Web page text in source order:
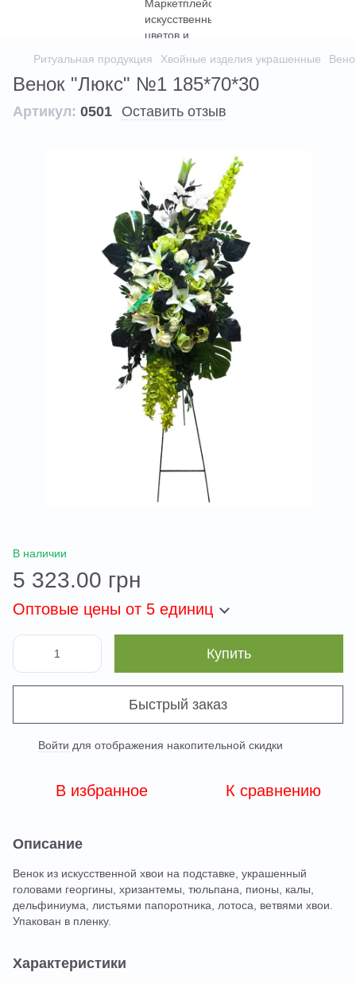
Ритуальная продукция Хвойные изделия украшенные
Венок "Люкс" №1 185*70*30
Артикул: 0501 Оставить отзыв
В наличии
5 323.00 грн
Оптовые цены от 5 единиц
Купить
Быстрый заказ
Войти для отображения накопительной скидки
В избранное К сравнению
Описание
Венок из искусственной хвои на подставке, украшенный
головами георгины, хризантемы, тюльпана, пионы, калы,
дельфиниума, листьями папоротника, лотоса, ветвями хвои.
Упакован в пленку.
Характеристики